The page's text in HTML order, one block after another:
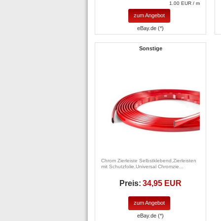
1.00 EUR / m
zum Angebot
eBay.de (*)
Sonstige
Chrom Zierleiste Selbstklebend,Zierleisten
mit Schutzfolie,Universal Chromzie...
Preis: 34,95 EUR
zum Angebot
eBay.de (*)